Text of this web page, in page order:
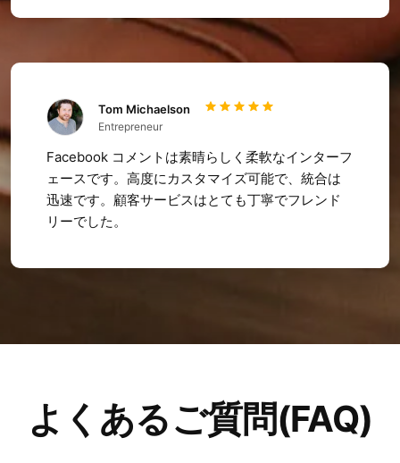
Tom Michaelson
Entrepreneur
Facebook コメントは素晴らしく柔軟なインターフ
ェースです。高度にカスタマイズ可能で、統合は
迅速です。顧客サービスはとても丁寧でフレンド
リーでした。
よくあるご質問(FAQ)